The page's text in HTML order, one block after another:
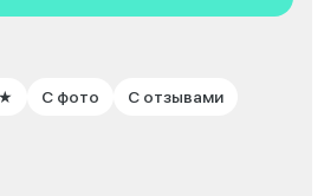
С фото С отзывами